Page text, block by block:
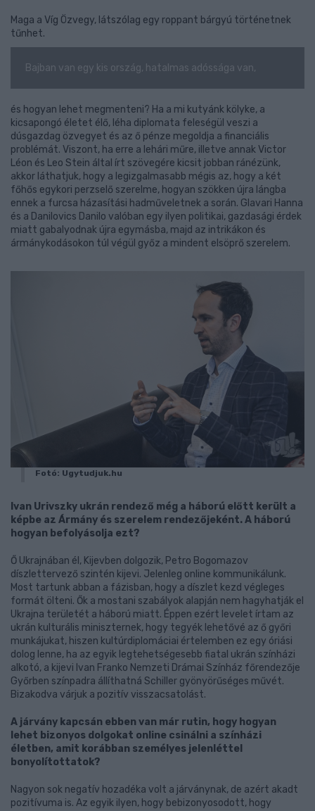
Maga a Víg Özvegy, látszólag egy roppant bárgyú történetnek
tűnhet.
Bajban van egy kis ország, hatalmas adóssága van,
és hogyan lehet megmenteni? Ha a mi kutyánk kölyke, a
kicsapongó életet élő, léha diplomata feleségül veszi a
dúsgazdag özvegyet és az ő pénze megoldja a financiális
problémát. Viszont, ha erre a lehári műre, illetve annak Victor
Léon és Leo Stein által írt szövegére kicsit jobban ránézünk,
akkor láthatjuk, hogy a legizgalmasabb mégis az, hogy a két
főhős egykori perzselő szerelme, hogyan szökken újra lángba
ennek a furcsa házasítási hadműveletnek a során. Glavari Hanna
és a Danilovics Danilo valóban egy ilyen politikai, gazdasági érdek
miatt gabalyodnak újra egymásba, majd az intrikákon és
ármánykodásokon túl végül győz a mindent elsöprő szerelem.
Fotó: Ugytudjuk.hu
Ivan Urivszky ukrán rendező még a háború előtt került a
képbe az Ármány és szerelem rendezőjeként. A háború
hogyan befolyásolja ezt?
Ő Ukrajnában él, Kijevben dolgozik, Petro Bogomazov
díszlettervező szintén kijevi. Jelenleg online kommunikálunk.
Most tartunk abban a fázisban, hogy a díszlet kezd végleges
formát ölteni. Ők a mostani szabályok alapján nem hagyhatják el
Ukrajna területét a háború miatt. Éppen ezért levelet írtam az
ukrán kulturális miniszternek, hogy tegyék lehetővé az ő győri
munkájukat, hiszen kultúrdiplomáciai értelemben ez egy óriási
dolog lenne, ha az egyik legtehetségesebb fiatal ukrán színházi
alkotó, a kijevi Ivan Franko Nemzeti Drámai Színház főrendezője
Győrben színpadra állíthatná Schiller gyönyörűséges művét.
Bizakodva várjuk a pozitív visszacsatolást.
A járvány kapcsán ebben van már rutin, hogy hogyan
lehet bizonyos dolgokat online csinálni a színházi
életben, amit korábban személyes jelenléttel
bonyolítottatok?
Nagyon sok negatív hozadéka volt a járványnak, de azért akadt
pozitívuma is. Az egyik ilyen, hogy bebizonyosodott, hogy